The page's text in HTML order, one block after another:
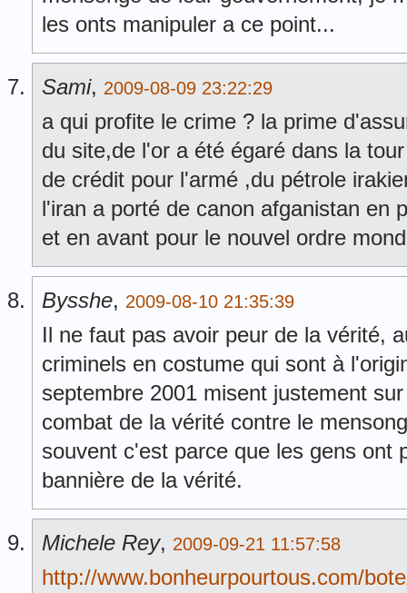
les onts manipuler a ce point...
Sami, 2009-08-09 23:22:29
a qui profite le crime ? la prime
du site,de l'or a été égaré dans la
de crédit pour l'armé ,du pétrole
l'iran a porté de canon afganistan en
et en avant pour le nouvel ordre
Bysshe, 2009-08-10 21:35:39
Il ne faut pas avoir peur de la vérité,
criminels en costume qui sont à
septembre 2001 misent justement
combat de la vérité contre le
souvent c'est parce que les gens ont
bannière de la vérité.
Michele Rey, 2009-09-21 11:57:58
http://www.bonheurpourtous.com/